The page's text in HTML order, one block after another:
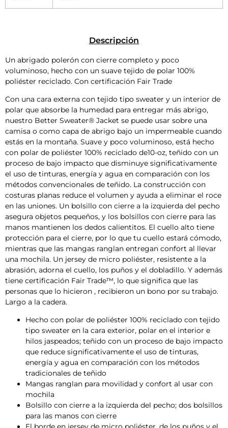
Descripción
Un abrigado polerón con cierre completo y poco
voluminoso, hecho con un suave tejido de polar 100%
poliéster reciclado. Con certificación Fair Trade
Con una cara externa con tejido tipo sweater y un interior de
polar que absorbe la humedad para entregar más abrigo,
nuestro Better Sweater® Jacket se puede usar sobre una
camisa o como capa de abrigo bajo un impermeable cuando
estás en la montaña. Suave y poco voluminoso, está hecho
con polar de poliéster 100% reciclado de10-oz, teñido con un
proceso de bajo impacto que disminuye significativamente
el uso de tinturas, energía y agua en comparación con los
métodos convencionales de teñido. La construcción con
costuras planas reduce el volumen y ayuda a eliminar el roce
en las uniones. Un bolsillo con cierre a la izquierda del pecho
asegura objetos pequeños, y los bolsillos con cierre para las
manos mantienen los dedos calientitos. El cuello alto tiene
protección para el cierre, por lo que tu cuello estará cómodo,
mientras que las mangas ranglan entregan confort al llevar
una mochila. Un jersey de micro poliéster, resistente a la
abrasión, adorna el cuello, los puños y el dobladillo. Y además
tiene certificación Fair Trade™, lo que significa que las
personas que lo hicieron , recibieron un bono por su trabajo.
Largo a la cadera.
Hecho con polar de poliéster 100% reciclado con tejido
tipo sweater en la cara exterior, polar en el interior e
hilos jaspeados; teñido con un proceso de bajo impacto
que reduce significativamente el uso de tinturas,
energía y agua en comparación con los métodos
tradicionales de teñido
Mangas ranglan para movilidad y confort al usar con
mochila
Bolsillo con cierre a la izquierda del pecho; dos bolsillos
para las manos con cierre